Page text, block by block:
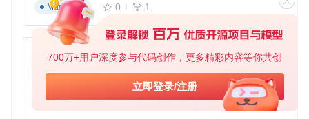
700万+用户深度参与代码创作，更多精彩内容等你共创
立即登录/注册
如何优化下载参数提升效率
通过合理配置下载参数，可以显著提升BilibiliDown的使用体
调整并发下载数量：根据你的网络状况设置合适的并发
数，一般建议设置为3-5个。
自定义文件命名规则：采用包含视频标题、UP主名称、发
Markdown
0 1
py-xiaozhi
基于Python的Xiaozhi AI，适用于想要完整Xiaozhi体验而无需拥有专用硬件的用户。
Python
0 1